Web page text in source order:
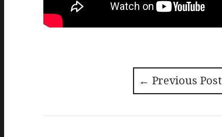
← Previous Post